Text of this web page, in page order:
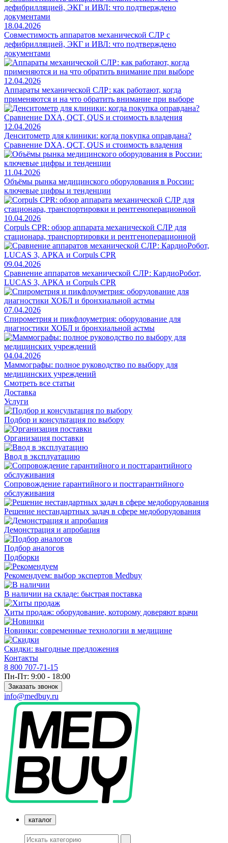
18.04.2026
Совместимость аппаратов механической СЛР с
дефибрилляцией, ЭКГ и ИВЛ: что подтверждено
документами
12.04.2026
Аппараты механической СЛР: как работают, когда
применяются и на что обратить внимание при выборе
12.04.2026
Денситометр для клиники: когда покупка оправдана?
Сравнение DXA, QCT, QUS и стоимость владения
11.04.2026
Объёмы рынка медицинского оборудования в России:
ключевые цифры и тенденции
10.04.2026
Corpuls CPR: обзор аппарата механической СЛР для
стационара, транспортировки и рентгеноперационной
09.04.2026
Сравнение аппаратов механической СЛР: КардиоРобот,
LUCAS 3, АРКА и Corpuls CPR
07.04.2026
Спирометрия и пикфлоуметрия: оборудование для
диагностики ХОБЛ и бронхиальной астмы
04.04.2026
Маммографы: полное руководство по выбору для
медицинских учреждений
Смотреть все статьи
Доставка
Услуги
Подбор и консультация по выбору
Организация поставки
Ввод в эксплуатацию
Сопровождение гарантийного и постгарантийного
обслуживания
Решение нестандартных задач в сфере медоборудования
Демонстрация и апробация
Подбор аналогов
Подборки
Рекомендуем: выбор экспертов Medbuy
В наличии на складе: быстрая поставка
Хиты продаж: оборудование, которому доверяют врачи
Новинки: современные технологии в медицине
Скидки: выгодные предложения
Контакты
8 800 707-71-15
Пн-Пт: 9:00 - 18:00
Заказать звонок
info@medbuy.ru
каталог